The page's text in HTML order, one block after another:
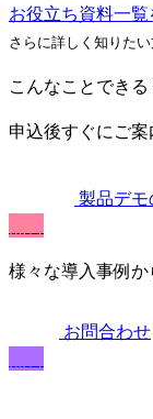
お役立ち資料一覧
さらに詳しく知りた
こんなことでき
申込後すぐにご案
製品デ
様々な導入事例
お問合わせ